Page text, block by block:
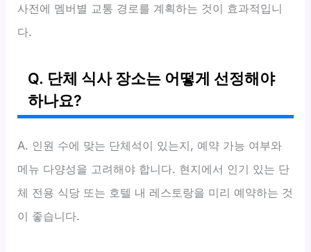
사전에 멤버별 교통 경로를 계획하는 것이 효과적입니
다.
Q. 단체 식사 장소는 어떻게 선정해야
하나요?
A. 인원 수에 맞는 단체석이 있는지, 예약 가능 여부와
메뉴 다양성을 고려해야 합니다. 현지에서 인기 있는 단
체 전용 식당 또는 호텔 내 레스토랑을 미리 예약하는 것
이 좋습니다.